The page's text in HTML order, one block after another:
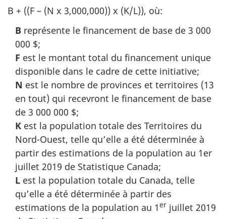
B + ((F – (N x 3,000,000)) x (K/L)), où:
B représente le financement de base de 3 000
000 $;
F est le montant total du financement unique
disponible dans le cadre de cette initiative;
N est le nombre de provinces et territoires (13
en tout) qui recevront le financement de base
de 3 000 000 $;
K est la population totale des Territoires du
Nord-Ouest, telle qu’elle a été déterminée à
partir des estimations de la population au 1er
juillet 2019 de Statistique Canada;
L est la population totale du Canada, telle
qu’elle a été déterminée à partir des
estimations de la population au 1er juillet 2019